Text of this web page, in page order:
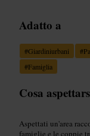
Adatto a
#Giardiniurbani #
#Famiglia
Cosa
Aspettati un'area
famiglie e le coppie